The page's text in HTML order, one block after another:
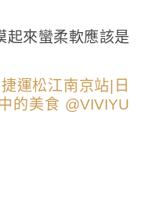
起來蠻柔軟應該是